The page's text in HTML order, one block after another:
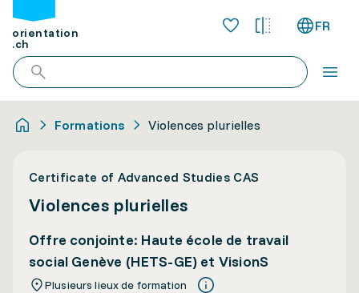
orientation
.ch
FR
Formations Violences plurielles
Certificate of Advanced Studies CAS
Violences plurielles
Offre conjointe: Haute école de travail
social Genève (HETS-GE) et VisionS
Plusieurs lieux de formation